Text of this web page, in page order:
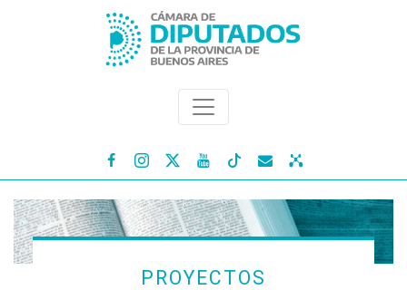
   
PROYECTOS